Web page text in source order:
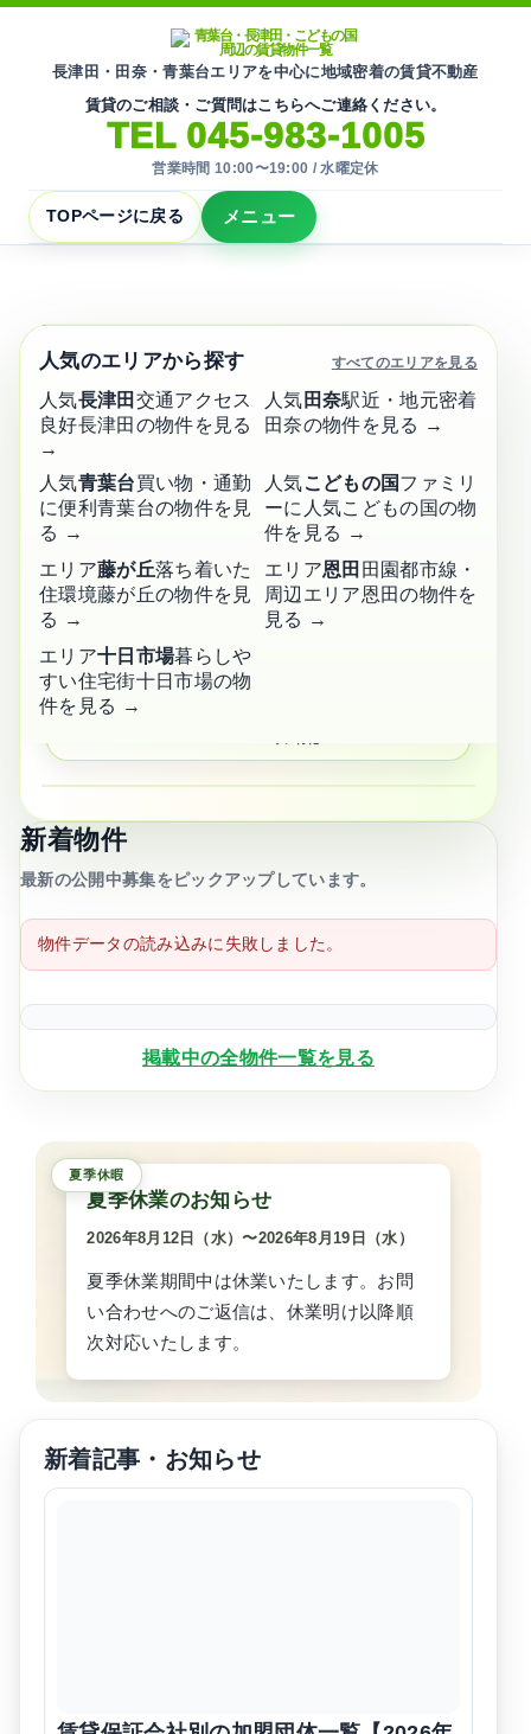
長津田・田奈・青葉台エリアを中心に地域密着の賃貸不動産
賃貸のご相談・ご質問はこちらへご連絡ください。
TEL 045-983-1005
営業時間 10:00〜19:00 / 水曜定休
TOPページに戻る
メニュー
地域密着の賃貸不動産
の賃貸物件一覧
ます。
🏠
地域に根ざして
30年以上
安心のサポート
🤝
管理・紹介
実績多数
信頼のサービス
📍
長津田・田奈・青葉台に
かんたん物件検索
エリア・キーワード
賃料上限
この条件で検索
人気のエリアから探す すべてのエリアを見る
人気長津田 交通アクセス
良好長津田の物件を見る
→
人気 田奈駅近・地元密着
田奈の物件を見る →
人気青葉台買い物・通勤
に便利 青葉台の物件を見
る →
人気こどもの国ファミリ
ーに人気こどもの国の物
件を見る →
エリア藤が丘落ち着いた
住環境藤が丘の物件を見
る →
エリア恩田 田園都市線・
周辺エリア恩田の物件を
見る →
エリア十日市場暮らしや
すい住宅街十日市場の物
件を見る →
新着物件
最新の公開中募集をピックアップしています。
物件データの読み込みに失敗しました。
掲載中の全物件一覧を見る
夏季休業のお知らせ
2026年8月12日（水） 〜2026年8月19日（水）
夏季休業期間中は休業いたします。お問
い合わせへのご返信は、休業明け以降順
次対応いたします。
新着記事・お知らせ